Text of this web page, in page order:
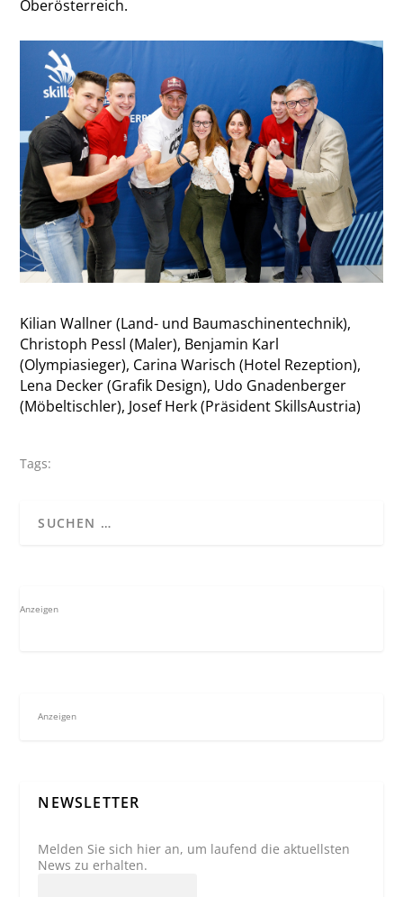
Oberösterreich.
Kilian Wallner (Land- und Baumaschinentechnik),
Christoph Pessl (Maler), Benjamin Karl
(Olympiasieger), Carina Warisch (Hotel Rezeption),
Lena Decker (Grafik Design), Udo Gnadenberger
(Möbeltischler), Josef Herk (Präsident SkillsAustria)
Tags:
Anzeigen
Anzeigen
NEWSLETTER
Melden Sie sich hier an, um laufend die aktuellsten
News zu erhalten.